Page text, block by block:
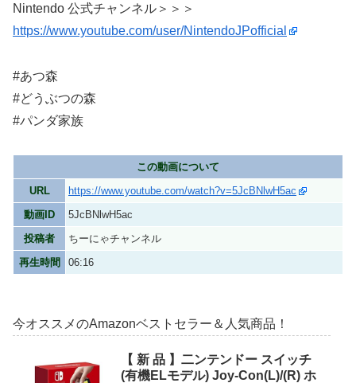
Nintendo 公式チャンネル＞＞＞
https://www.youtube.com/user/NintendoJPofficial
#あつ森
#どうぶつの森
#パンダ家族
この動画について
URL
https://www.youtube.com/watch?v=5JcBNlwH5ac
動画ID
5JcBNlwH5ac
投稿者
ちーにゃチャンネル
再生時間
06:16
今オススメのAmazonベストセラー＆人気商品！
【 新 品 】二ンテンドー スイッチ
(有機ELモデル) Joy-Con(L)/(R) ホ